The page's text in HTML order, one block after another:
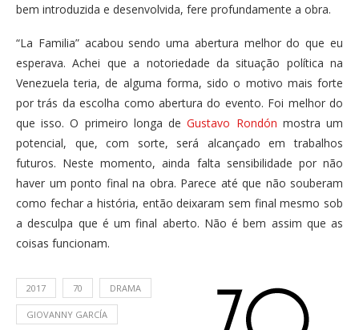
bem introduzida e desenvolvida, fere profundamente a obra.
“La Familia” acabou sendo uma abertura melhor do que eu
esperava. Achei que a notoriedade da situação política na
Venezuela teria, de alguma forma, sido o motivo mais forte
por trás da escolha como abertura do evento. Foi melhor do
que isso. O primeiro longa deGustavo Rondón mostra um
potencial, que, com sorte, será alcançado em trabalhos
futuros. Neste momento, ainda falta sensibilidade por não
haver um ponto final na obra. Parece até que não souberam
como fechar a história, então deixaram sem final mesmo sob
a desculpa que é um final aberto. Não é bem assim que as
coisas funcionam.
2017 70 DRAMA
GIOVANNY GARCÍA